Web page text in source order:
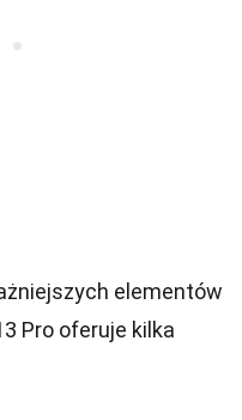
elementów
Pro oferuje kilka